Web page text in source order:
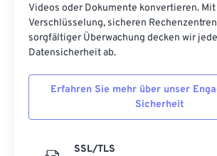
Videos oder Dokumente konvertieren.
Verschlüsselung, sicheren
sorgfältiger Überwachung decken wir
Datensicherheit ab.
Erfahren Sie mehr über unser
Sicherheit
SSL/TLS